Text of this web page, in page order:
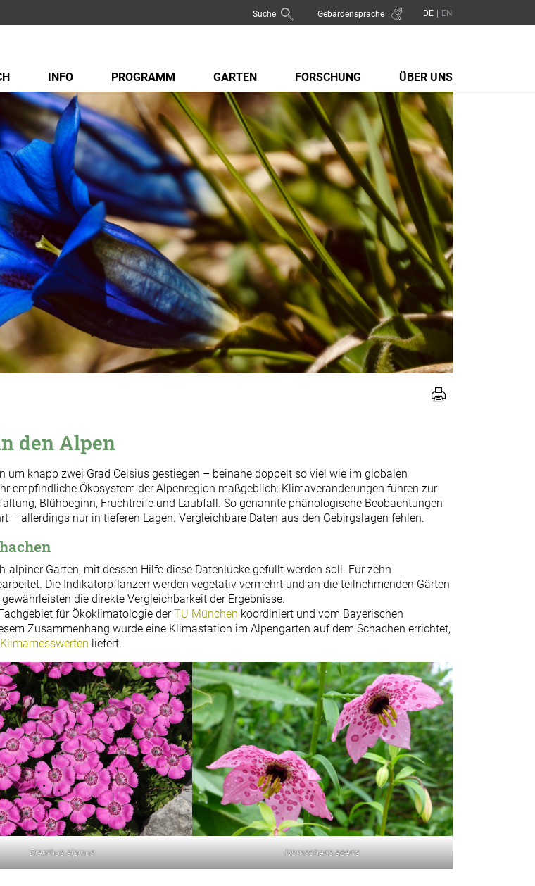
Suche Gebärdensprache
INFO PROGRAMM GARTEN FORSCHUNG ÜBER UNS
den Alpen
um knapp zwei Grad Celsius gestiegen – beinahe doppelt so viel wie im globalen
empfindliche Ökosystem der Alpenregion maßgeblich: Klimaveränderungen führen zur
Blühbeginn, Fruchtreife und Laubfall. So genannte phänologische Beobachtungen
allerdings nur in tieferen Lagen. Vergleichbare Daten aus den Gebirgslagen fehlen.
alpiner Gärten, mit dessen Hilfe diese Datenlücke gefüllt werden soll. Für zehn
Die Indikatorpflanzen werden vegetativ vermehrt und an die teilnehmenden Gärten
die direkte Vergleichbarkeit der Ergebnisse.
für Ökoklimatologie derTU München koordiniert und vom Bayerischen
Zusammenhang wurde eine Klimastation im Alpengarten auf dem Schachen errichtet,
Klimamesswerten liefert.
Dianthus alpinus Nomocharis aperta